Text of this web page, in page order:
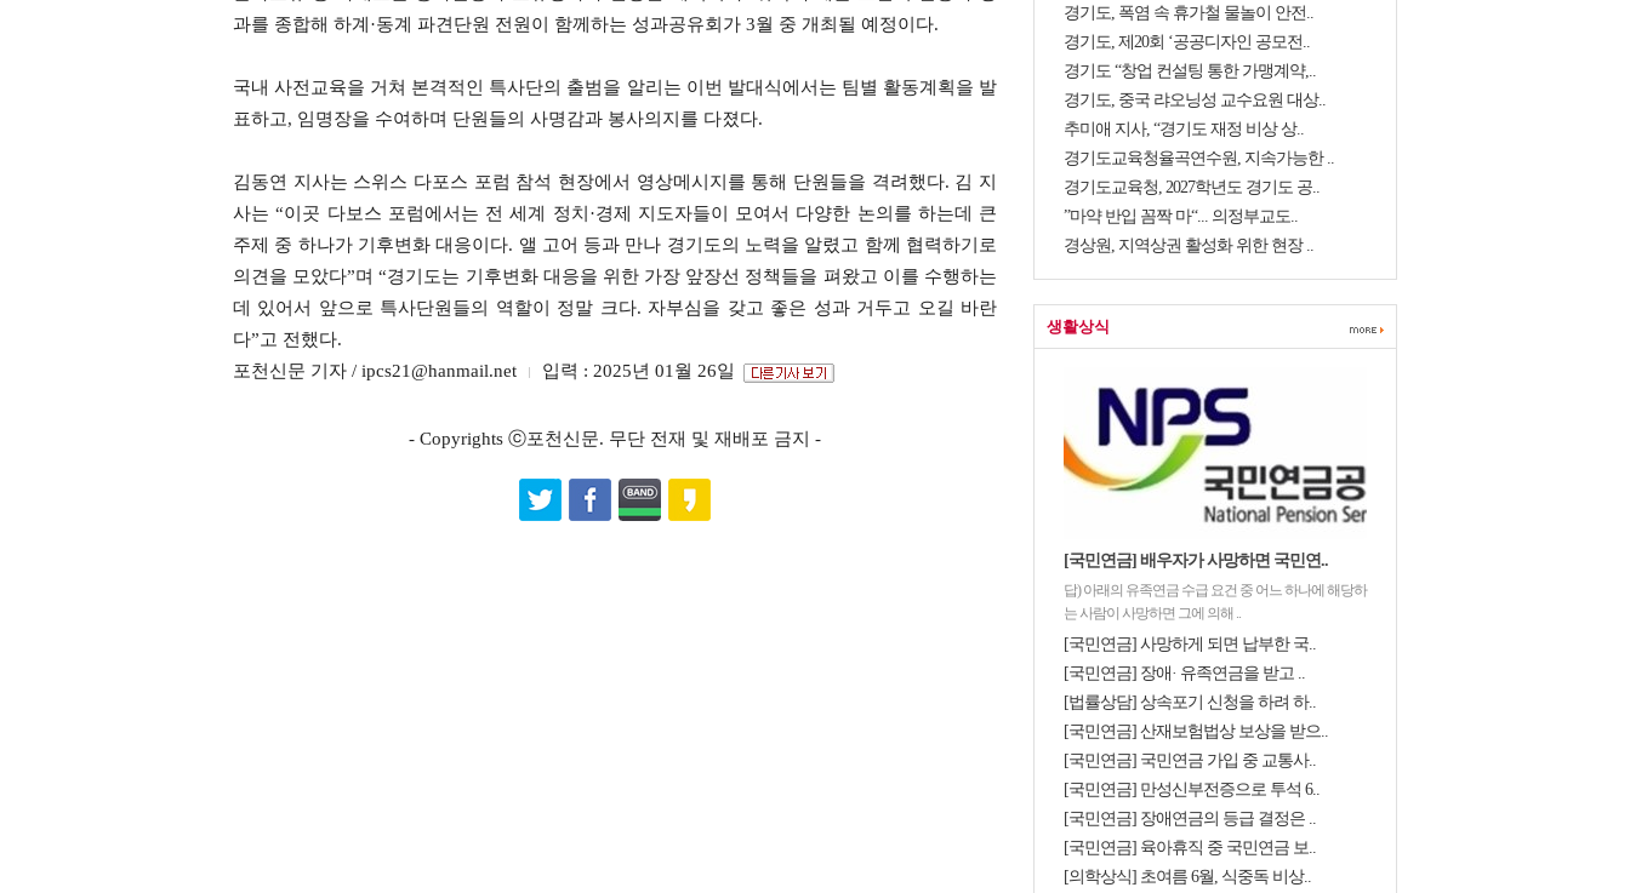
과를 종합해 하계·동계 파견단원 전원이 함께하는 성과공유회가 3월 중 개최될 예정이다.
국내 사전교육을 거쳐 본격적인 특사단의 출범을 알리는 이번 발대식에서는 팀별 활동계획을 발
표하고, 임명장을 수여하며 단원들의 사명감과 봉사의지를 다졌다.
김동연 지사는 스위스 다포스 포럼 참석 현장에서 영상메시지를 통해 단원들을 격려했다. 김 지
사는 “이곳 다보스 포럼에서는 전 세계 정치·경제 지도자들이 모여서 다양한 논의를 하는데 큰
주제 중 하나가 기후변화 대응이다. 앨 고어 등과 만나 경기도의 노력을 알렸고 함께 협력하기로
의견을 모았다”며 “경기도는 기후변화 대응을 위한 가장 앞장선 정책들을 펴왔고 이를 수행하는
데 있어서 앞으로 특사단원들의 역할이 정말 크다. 자부심을 갖고 좋은 성과 거두고 오길 바란
다”고 전했다.
포천신문 기자 / ipcs21@hanmail.net
입력 : 2025년 01월 26일
- Copyrights ⓒ포천신문. 무단 전재 및 재배포 금지 -
경기도, 폭염 속 휴가철 물놀이 안전..
경기도, 제20회 ‘공공디자인 공모전..
경기도 “창업 컨설팅 통한 가맹계약,..
경기도, 중국 랴오닝성 교수요원 대상..
추미애 지사, “경기도 재정 비상 상..
경기도교육청율곡연수원, 지속가능한 ..
경기도교육청, 2027학년도 경기도 공..
”마약 반입 꼼짝 마“... 의정부교도..
경상원, 지역상권 활성화 위한 현장 ..
생활상식
[국민연금] 배우자가 사망하면 국민연..
답) 아래의 유족연금 수급 요건 중 어느 하나에 해당하
는 사람이 사망하면 그에 의해 ..
[국민연금] 사망하게 되면 납부한 국..
[국민연금] 장애· 유족연금을 받고 ..
[법률상담] 상속포기 신청을 하려 하..
[국민연금] 산재보험법상 보상을 받으..
[국민연금] 국민연금 가입 중 교통사..
[국민연금] 만성신부전증으로 투석 6..
[국민연금] 장애연금의 등급 결정은 ..
[국민연금] 육아휴직 중 국민연금 보..
[의학상식] 초여름 6월, 식중독 비상..